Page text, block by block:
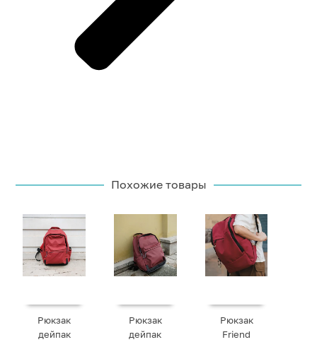
Похожие товары
Рюкзак
дейпак
Рюкзак
дейпак
Рюкзак
Friend